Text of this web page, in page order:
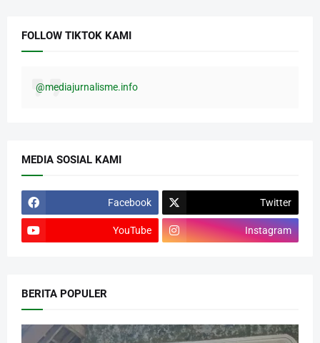
FOLLOW TIKTOK KAMI
@mediajurnalisme.info
MEDIA SOSIAL KAMI
Facebook Twitter
YouTube Instagram
BERITA POPULER